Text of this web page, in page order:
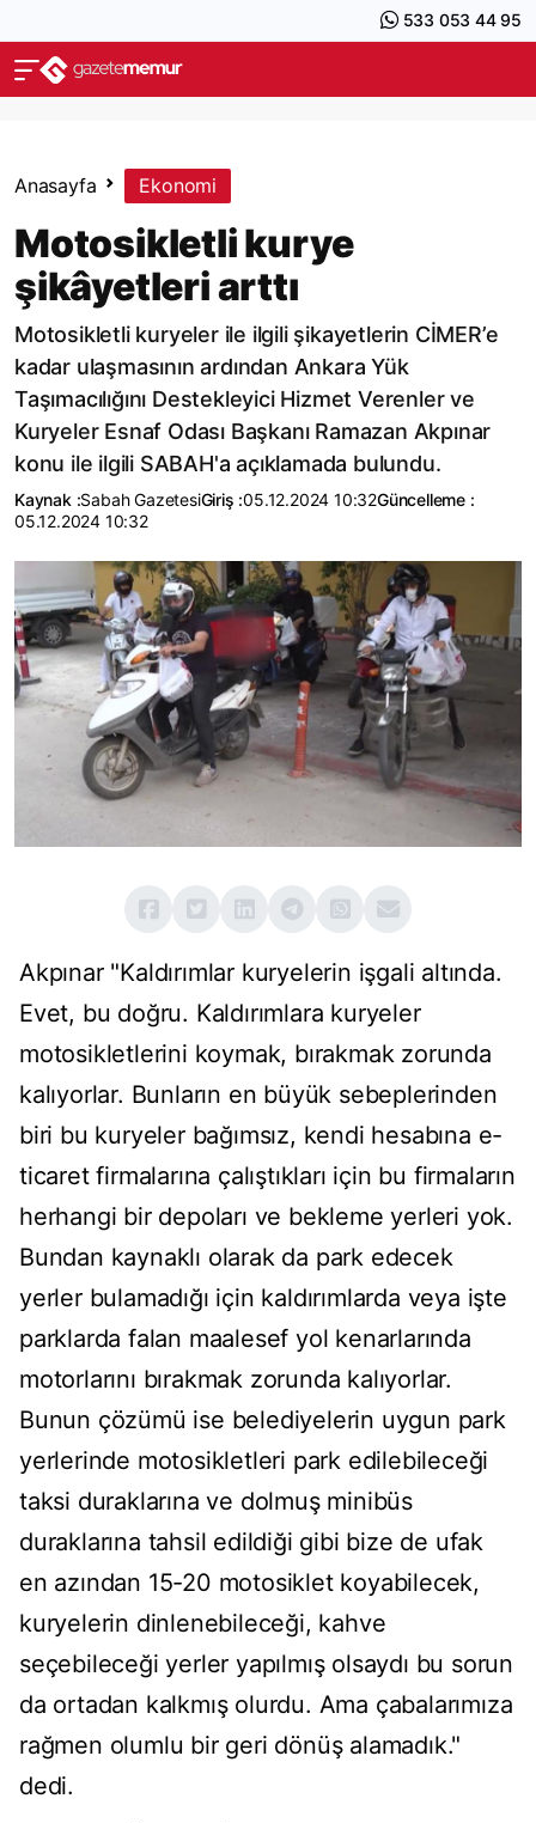
533 053 44 95
Anasayfa Ekonomi
Motosikletli kurye
şikâyetleri arttı
Motosikletli kuryeler ile ilgili şikayetlerin CİMER’e
kadar ulaşmasının ardından Ankara Yük
Taşımacılığını Destekleyici Hizmet Verenler ve
Kuryeler Esnaf Odası Başkanı Ramazan Akpınar
konu ile ilgili SABAH'a açıklamada bulundu.
Kaynak :Sabah GazetesiGiriş :05.12.2024 10:32Güncelleme :
05.12.2024 10:32
Akpınar "Kaldırımlar kuryelerin işgali altında.
Evet, bu doğru. Kaldırımlara kuryeler
motosikletlerini koymak, bırakmak zorunda
kalıyorlar. Bunların en büyük sebeplerinden
biri bu kuryeler bağımsız, kendi hesabına e-
ticaret firmalarına çalıştıkları için bu firmaların
herhangi bir depoları ve bekleme yerleri yok.
Bundan kaynaklı olarak da park edecek
yerler bulamadığı için kaldırımlarda veya işte
parklarda falan maalesef yol kenarlarında
motorlarını bırakmak zorunda kalıyorlar.
Bunun çözümü ise belediyelerin uygun park
yerlerinde motosikletleri park edilebileceği
taksi duraklarına ve dolmuş minibüs
duraklarına tahsil edildiği gibi bize de ufak
en azından 15-20 motosiklet koyabilecek,
kuryelerin dinlenebileceği, kahve
seçebileceği yerler yapılmış olsaydı bu sorun
da ortadan kalkmış olurdu. Ama çabalarımıza
rağmen olumlu bir geri dönüş alamadık."
dedi.